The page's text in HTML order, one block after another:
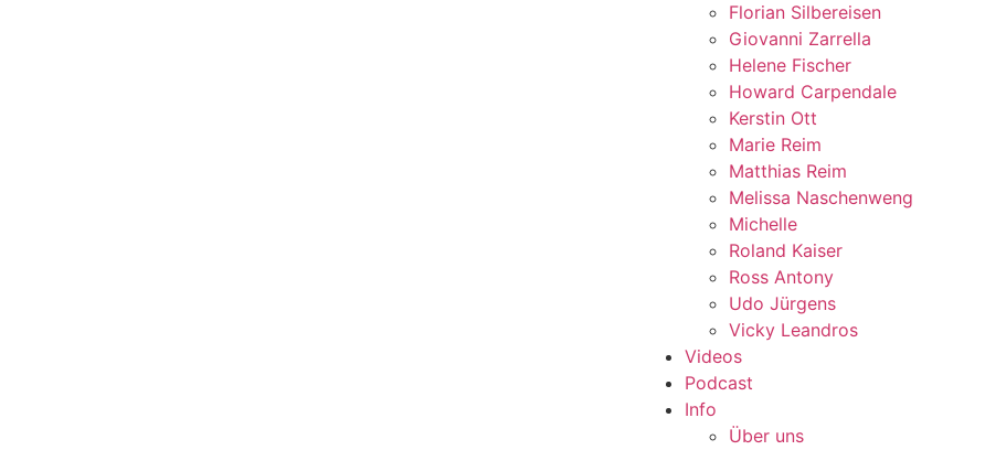
Florian Silbereisen
Giovanni Zarrella
Helene Fischer
Howard Carpendale
Kerstin Ott
Marie Reim
Matthias Reim
Melissa Naschenweng
Michelle
Roland Kaiser
Ross Antony
Udo Jürgens
Vicky Leandros
Videos
Podcast
Info
Über uns